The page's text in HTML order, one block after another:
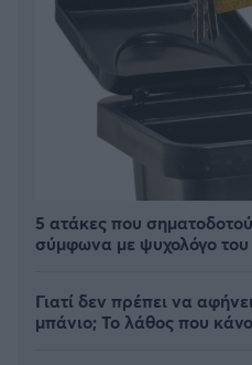
5 ατάκες που
σύμφωνα με ψυχολόγο
Γιατί δεν πρέπει να
μπάνιο; Το λάθος που